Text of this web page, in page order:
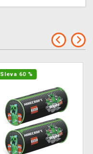
Sleva 60 %